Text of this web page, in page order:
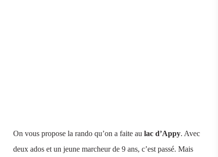
On vous propose la rando qu’on a faite au lac d’Appy. Avec
deux ados et un jeune marcheur de 9 ans, c’est passé. Mais